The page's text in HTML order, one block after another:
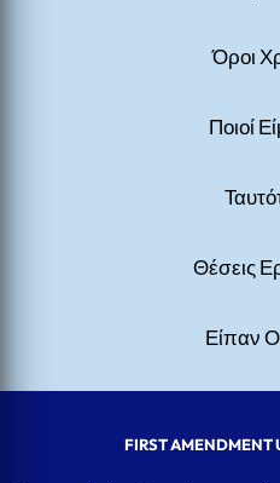
Όροι
Ποιοί
Θέσεις
Είπαν
FIRST AMENDMENT